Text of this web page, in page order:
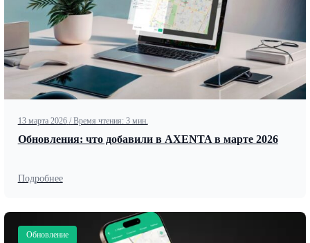
13 марта 2026 / Время чтения: 3 мин.
Обновления: что добавили в AXENTA в марте 2026
Подробнее
Обновление